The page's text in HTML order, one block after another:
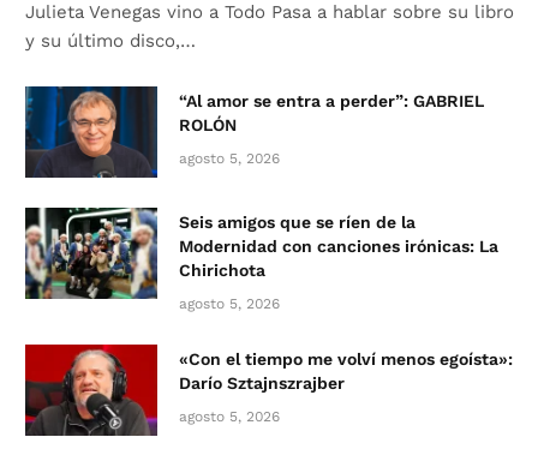
Julieta Venegas vino a Todo Pasa a hablar sobre su libro
y su último disco,…
“Al amor se entra a perder”: GABRIEL
ROLÓN
agosto 5, 2026
Seis amigos que se ríen de la
Modernidad con canciones irónicas: La
Chirichota
agosto 5, 2026
«Con el tiempo me volví menos egoísta»:
Darío Sztajnszrajber
agosto 5, 2026